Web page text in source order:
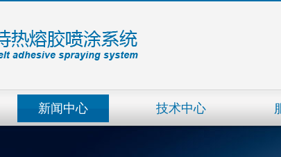
新闻中心 技术中心